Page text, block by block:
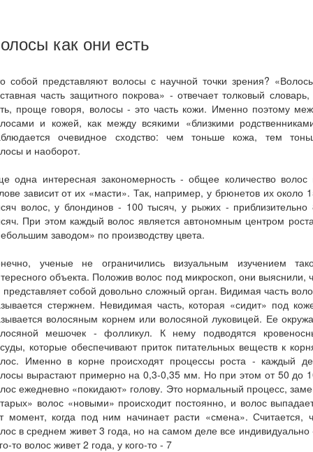
как они есть
собой представляют волосы с научной точки зрения?
часть защитного покрова» - отвечает толковый словарь,
проще говоря, волосы - это часть кожи. Именно поэтому
и кожей, как между всякими «близкими
очевидное сходство: чем тоньше кожа, тем
и наоборот.
одна интересная закономерность - общее количество волос
зависит от их «масти». Так, например, у брюнетов их около
волос, у блондинов - 100 тысяч, у рыжих - приблизительно
При этом каждый волос является автономным центром
заводом» по производству цвета.
ученые не ограничились визуальным изучением
объекта. Положив волос под микроскоп, они выяснили,
представляет собой довольно сложный орган. Видимая часть
стержнем. Невидимая часть, которая «сидит» под
волосяным корнем или волосяной луковицей. Ее
мешочек - фолликул. К нему подводятся
которые обеспечивают приток питательных веществ к
Именно в корне происходят процессы роста - каждый
вырастают примерно на 0,3-0,35 мм. Но при этом от 50 до
ежедневно «покидают» голову. Это нормальный процесс,
волос «новыми» происходит постоянно, и волос
момент, когда под ним начинает расти «смена». Считается,
в среднем живет 3 года, но на самом деле все индивидуально
то волос живет 2 года, у кого-то - 7